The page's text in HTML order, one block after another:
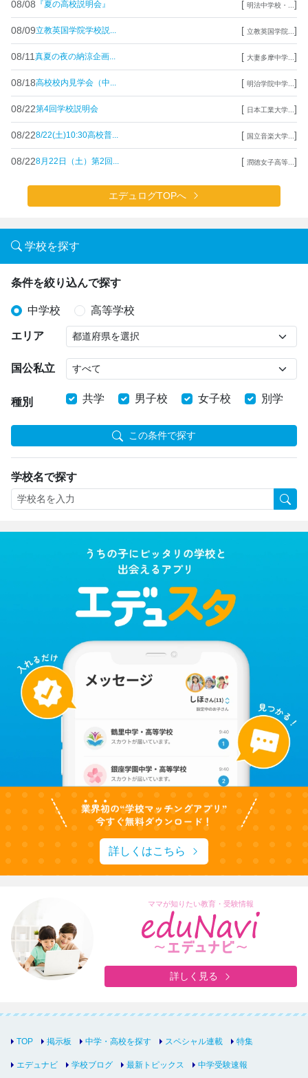
08/08 『夏の高校説明会』 [ 明法中学校・... ]
08/09立教英国学院学校説... [ 立教英国学院... ]
08/11 真夏の夜の納涼企画... [ 大妻多摩中学... ]
08/18高校校内見学会（中... [ 明治学院中学... ]
08/22第4回学校説明会 [ 日本工業大学... ]
08/228/22(土)10:30高校普... [ 国立音楽大学... ]
08/228月22日（土）第2回... [ 潤徳女子高等... ]
エデュログTOPへ
学校を探す
条件を絞り込んで探す
中学校 高等学校
エリア
国公私立
種別 共学 男子校 女子校 別学
この条件で探す
学校名で探す
詳しくはこちら
ママが知りたい教育・受験情報
詳しく見る
TOP 掲示板 中学・高校を探す スペシャル連載 特集
エデュナビ 学校ブログ 最新トピックス 中学受験速報